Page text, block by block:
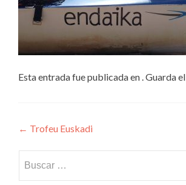
Esta entrada fue publicada en . Guarda el
Navegación
de
entradas
← Trofeu Euskadi